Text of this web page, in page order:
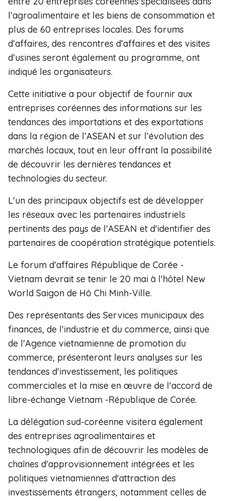
l’agroalimentaire et les biens de consommation et
plus de 60 entreprises locales. Des forums
d’affaires, des rencontres d’affaires et des visites
d’usines seront également au programme, ont
indiqué les organisateurs.
Cette initiative a pour objectif de fournir aux
entreprises coréennes des informations sur les
tendances des importations et des exportations
dans la région de l’ASEAN et sur l’évolution des
marchés locaux, tout en leur offrant la possibilité
de découvrir les dernières tendances et
technologies du secteur.
L'un des principaux objectifs est de développer
les réseaux avec les partenaires industriels
pertinents des pays de l'ASEAN et d'identifier des
partenaires de coopération stratégique potentiels.
Le forum d'affaires République de Corée -
Vietnam devrait se tenir le 20 mai à l'hôtel New
World Saigon de Hô Chi Minh-Ville.
Des représentants des Services municipaux des
finances, de l'industrie et du commerce, ainsi que
de l'Agence vietnamienne de promotion du
commerce, présenteront leurs analyses sur les
tendances d'investissement, les politiques
commerciales et la mise en œuvre de l'accord de
libre-échange Vietnam -République de Corée.
La délégation sud-coréenne visitera également
des entreprises agroalimentaires et
technologiques afin de découvrir les modèles de
chaînes d'approvisionnement intégrées et les
politiques vietnamiennes d'attraction des
investissements étrangers, notamment celles de